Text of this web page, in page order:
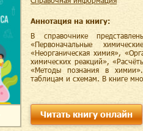
Аннотация на книгу:
В справочнике
«Первоначальные
«Неорганическая химия»,
химических реакций»,
«Методы познания в
таблицам и схемам. В книге
Читать книгу онлайн